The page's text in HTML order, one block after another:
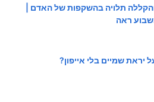
תלויה בהשקפות של האדם |
ראה
יראת שמיים בלי אייפון?